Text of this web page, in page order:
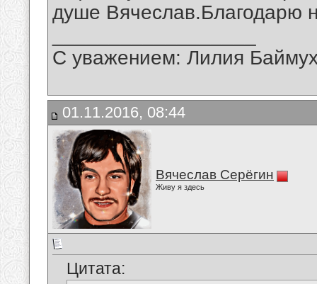
душе Вячеслав.Благодарю
С уважением: Лилия
01.11.2016, 08:44
Вячеслав Серёгин
Живу я здесь
Цитата: